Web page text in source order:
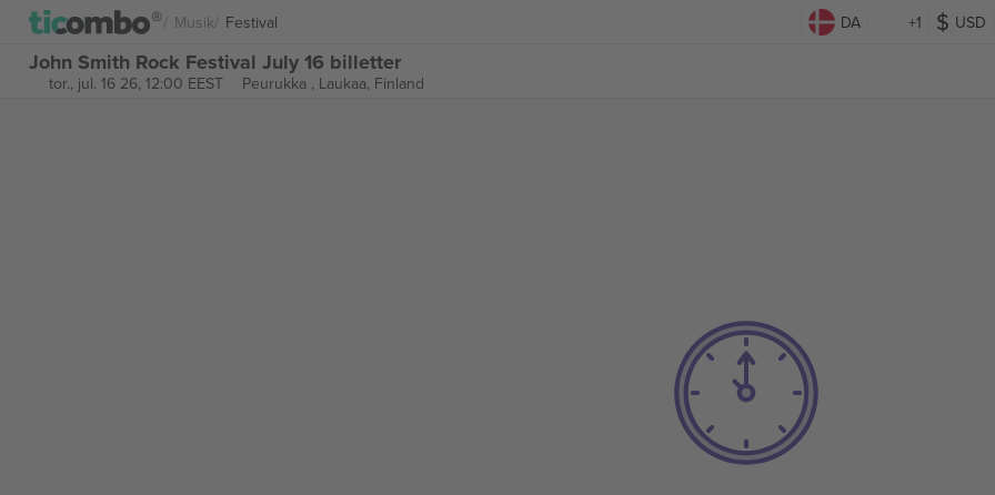
Musik Festival DA +1 USD
John Smith Rock Festival July 16 billetter
tor., jul. 16 26, 12:00 EEST Peurukka , Laukaa, Finland